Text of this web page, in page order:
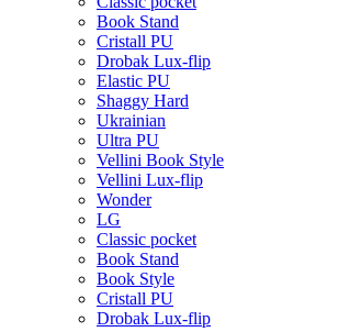
Book Stand
Cristall PU
Drobak Lux-flip
Elastic PU
Shaggy Hard
Ukrainian
Ultra PU
Vellini Book Style
Vellini Lux-flip
Wonder
LG
Classic pocket
Book Stand
Book Style
Cristall PU
Drobak Lux-flip